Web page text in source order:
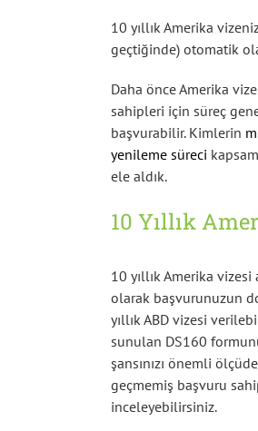
10 yıllık Amerika
geçtiğinde) otomatik
Daha önce Amerika
sahipleri için süreç
başvurabilir. Kimlerin
yenileme süreci
ele aldık.
10 Yıllık
10 yıllık Amerika
olarak başvurunuzun
yıllık ABD vizesi
sunulan DS160
şansınızı önemli
geçmemiş başvuru
inceleyebilirsiniz.